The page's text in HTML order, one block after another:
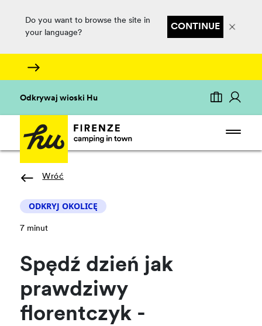
Do you want to browse the site in
your language?
CONTINUE
Odkrywaj wioski Hu
Wróć
ODKRYJ OKOLICĘ
7 minut
Spędź dzień jak
prawdziwy
florentczyk -